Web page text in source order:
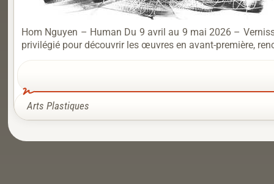
Hom Nguyen – Human Du 9 avril au 9 mai 2026 –
privilégié pour découvrir les œuvres en avant-première,
Arts Plastiques